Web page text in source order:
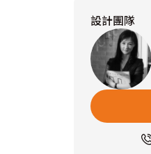
設計團隊